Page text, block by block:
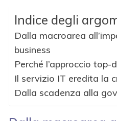
Indice degli
Dalla macroarea
business
Perché l’approccio
Il servizio IT eredita la
Dalla scadenza alla